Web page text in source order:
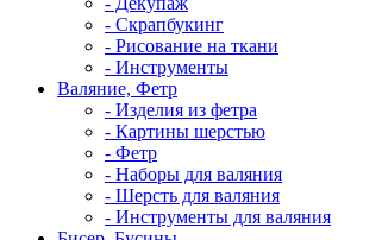
- Скрапбукинг
- Рисование на ткани
- Инструменты
Валяние, Фетр
- Изделия из фетра
- Картины шерстью
- Фетр
- Наборы для валяния
- Шерсть для валяния
- Инструменты для валяния